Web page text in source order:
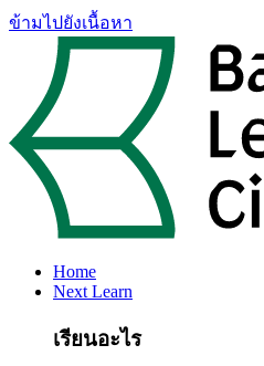
ข้ามไปยังเนื้อหา
Home
Next Learn
เรียนอะไร